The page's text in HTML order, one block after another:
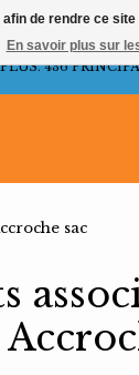
QUÉBEC ET
436
sac
de rendre ce
En savoir plus sur